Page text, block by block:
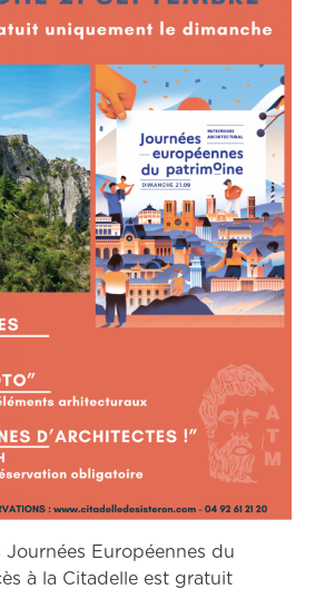
Journées Européennes du
à la Citadelle est gratuit